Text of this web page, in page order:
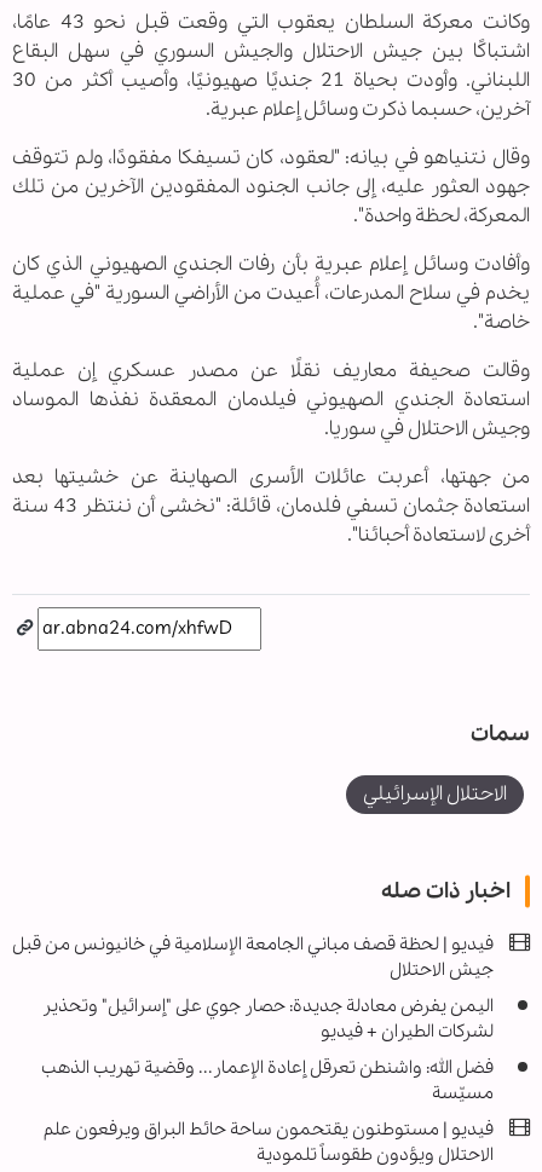
وكانت معركة السلطان يعقوب التي وقعت قبل نحو 43 عامًا،
اشتباكًا بين جيش الاحتلال والجيش السوري في سهل البقاع
اللبناني. وأودت بحياة 21 جنديًا صهيونيًا، وأصيب أكثر من 30
آخرين، حسبما ذكرت وسائل إعلام عبرية.
وقال نتنياهو في بيانه: "لعقود، كان تسيفكا مفقودًا، ولم تتوقف
جهود العثور عليه، إلى جانب الجنود المفقودين الآخرين من تلك
المعركة، لحظة واحدة".
وأفادت وسائل إعلام عبرية بأن رفات الجندي الصهيوني الذي كان
يخدم في سلاح المدرعات، أُعيدت من الأراضي السورية "في عملية
خاصة".
وقالت صحيفة معاريف نقلًا عن مصدر عسكري إن عملية
استعادة الجندي الصهيوني فيلدمان المعقدة نفذها الموساد
وجيش الاحتلال في سوريا.
من جهتها، أعربت عائلات الأسرى الصهاينة عن خشيتها بعد
استعادة جثمان تسفي فلدمان، قائلة: "نخشى أن ننتظر 43 سنة
أخرى لاستعادة أحبائنا".
سمات
الاحتلال الإسرائيلي
اخبار ذات صله
فيديو | لحظة قصف مباني الجامعة الإسلامية في خانيونس من قبل
جيش الاحتلال
اليمن يفرض معادلة جديدة: حصار جوي على "إسرائيل" وتحذير
لشركات الطيران + فيديو
فضل الله: واشنطن تعرقل إعادة الإعمار... وقضية تهريب الذهب
مسيّسة
فيديو | مستوطنون يقتحمون ساحة حائط البراق ويرفعون علم
الاحتلال ويؤدون طقوساً تلمودية